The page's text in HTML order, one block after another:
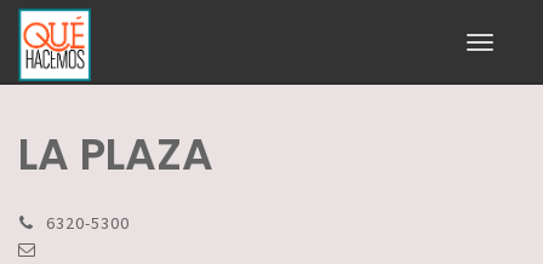
Toggle
LA PLAZA
6320-5300